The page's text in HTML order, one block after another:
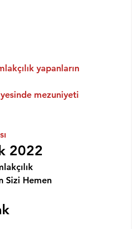
yapanların
mezuniyeti
2022
Sizi Hemen